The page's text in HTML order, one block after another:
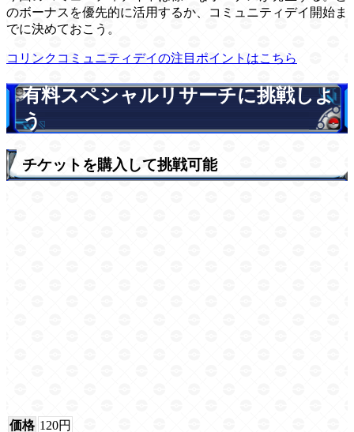
のボーナスを優先的に活用するか、コミュニティデイ開始ま
でに決めておこう。
コリンクコミュニティデイの注目ポイントはこちら
有料スペシャルリサーチに挑戦しよ
う
チケットを購入して挑戦可能
価格 120円